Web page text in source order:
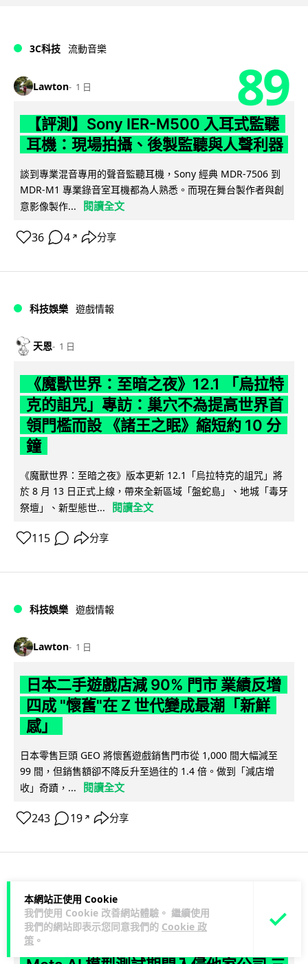
本網站正使用 Cookie
我們使用 Cookie 改善網站體驗。 繼續使用
我們的網站即表示您同意我們的 Cookie 政
策 。
3C科技 流動音樂
Lawton 1 日 89
【評測】Sony IER-M500 入耳式監聽
耳機：現場拍攝、後製監聽與人聲利器
談到專業混音專用的聲音監聽耳機，Sony 經典 MDR-7506 到
MDR-M1 專業錄音室耳機都為人熟悉。而現在舞台製作者與創
意影像製作...
閱讀全文
36 4 ↗ 分享
科技娛樂 遊戲情報
天恩 1 日
《魔獸世界：至暗之夜》12.1 「烏拉特
克的詛咒」專訪：巢穴不為提高世界首
領門檻而設 《諸王之眠》縮短約 10 分
鐘
《魔獸世界：至暗之夜》版本更新 12.1「烏拉特克的詛咒」將
於 8 月 13 日正式上線，帶來全新區域「盤蛇島」、地城「毒牙
祭壇」、新型態世...
閱讀全文
115 分享
科技娛樂 遊戲情報
Lawton 1 日
日本二手遊戲店減 90% 門市 業績反增
四成 "懷舊"在 Z 世代變成最潮「新鮮
感」
日本零售巨頭 GEO 將懷舊遊戲銷售門市從 1,000 間大幅減至
99 間，但銷售額卻不降反升至過往的 1.4 倍。做到「減店增
收」奇蹟，...
閱讀全文
243 19 ↗ 分享
Vin 1 日